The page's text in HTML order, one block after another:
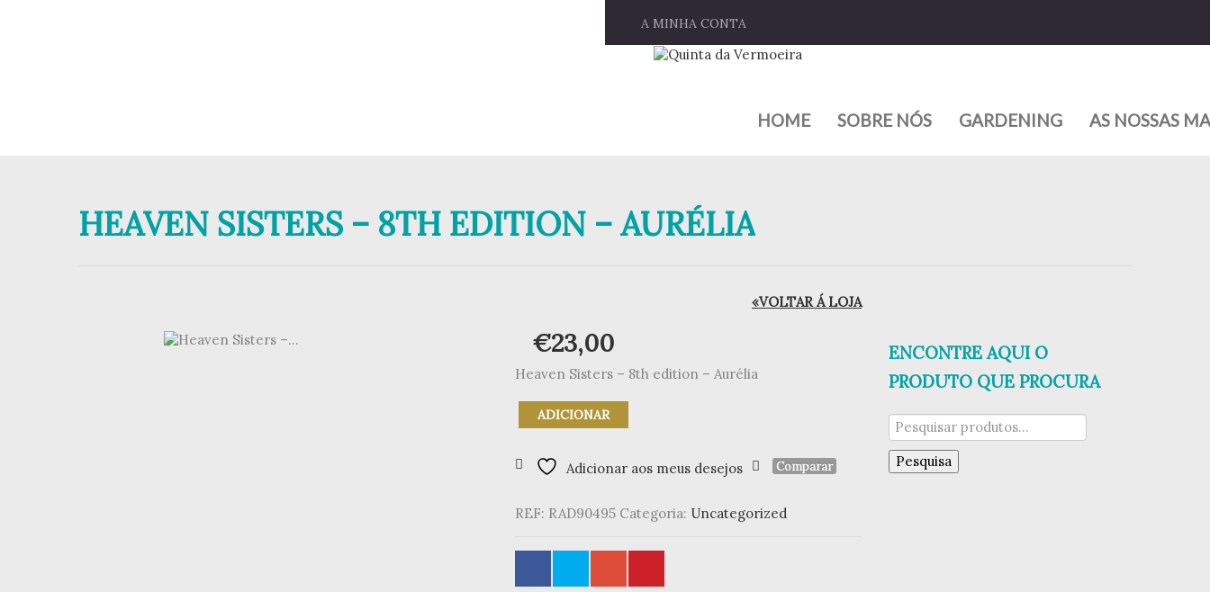
A MINHA CONTA
HOME SOBRE NÓS GARDENING AS NOSSAS
HEAVEN SISTERS – 8TH EDITION – AURÉLIA
«VOLTAR Á LOJA
€23,00
Heaven Sisters – 8th edition – Aurélia
Quantidade
de
Sisters
edition
Aurélia
ADICIONAR
Adicionar aos meus desejos Comparar
REF: RAD90495 Categoria: Uncategorized
ENCONTRE AQUI O
PRODUTO QUE PROCURA
Pesquisar
por:
Pesquisa